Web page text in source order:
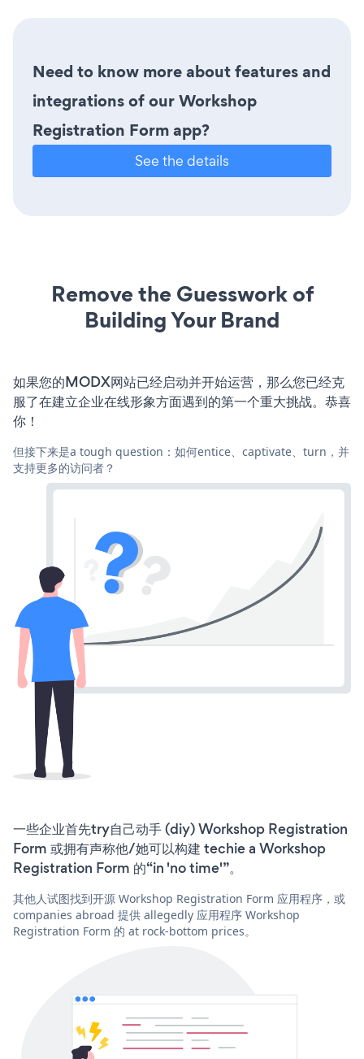
Need to know more about features and
integrations of our Workshop
Registration Form app?
See the details
Remove the Guesswork of
Building Your Brand
如果您的MODX网站已经启动并开始运营，那么您已经克
服了在建立企业在线形象方面遇到的第一个重大挑战。恭喜
你！
但接下来是a tough question：如何entice、captivate、turn，并
支持更多的访问者？
一些企业首先try自己动手 (diy) Workshop Registration
Form 或拥有声称他/她可以构建 techie a Workshop
Registration Form 的“in 'no time'”。
其他人试图找到开源 Workshop Registration Form 应用程序，或
companies abroad 提供 allegedly 应用程序 Workshop
Registration Form 的 at rock-bottom prices。